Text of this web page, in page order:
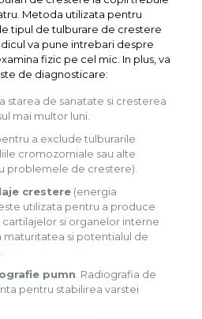
Metoda utilizata pentru
tipul de tulburare de crestere
va pune intrebari despre
fizic pe cel mic. In plus, va
de diagnosticare:
starea de sanatate si cresterea
mai multor luni.
a exclude tulburarile
cromozomiale sau alte
problemele de crestere).
crestere(energia
utilizata pentru a produce
cartilajelor si organelor interne
si potentialul de
pumn . Radiografia de
pentru stabilirea varstei